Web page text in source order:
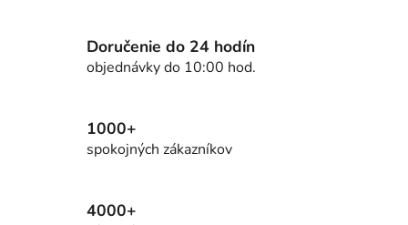
i
e
k
Doručenie do 24 hodín
objednávky do 10:00 hod.
1000+
spokojných zákazníkov
4000+